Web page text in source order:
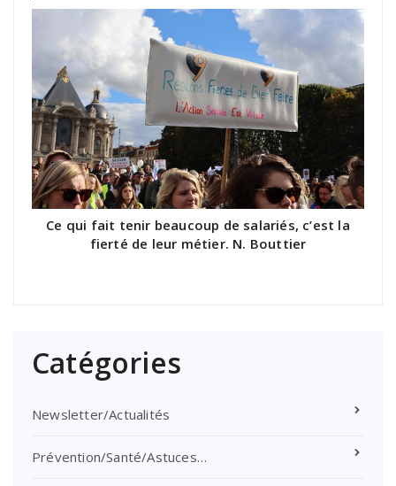
Ce qui fait tenir beaucoup de salariés, c’est la
fierté de leur métier. N. Bouttier
Catégories
Newsletter/Actualités
Prévention/Santé/Astuces…